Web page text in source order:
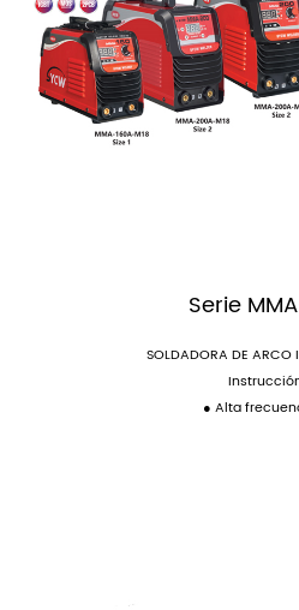
Serie
SOLDADORA DE ARCO
● Alta